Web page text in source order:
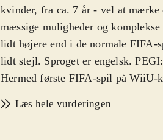
kvinder, fra ca. 7 år - vel at mærke
mæssige muligheder og
lidt højere end i de normale
lidt stejl. Sproget er engelsk.
Hermed første FIFA-spil på WiiU-
alt virker som det skal. Spil-
Læs hele vurderingen